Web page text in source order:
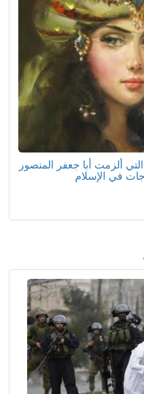
ألزمت أبا جعفر المنصور
في الإسلام